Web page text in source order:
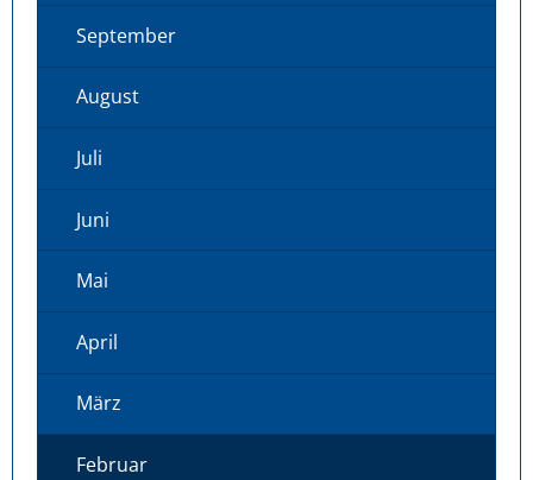
September
August
Juli
Juni
Mai
April
März
Februar